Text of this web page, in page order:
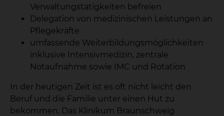
Verwaltungstätigkeiten befreien
Delegation von medizinischen Leistungen an
Pflegekräfte
umfassende Weiterbildungsmöglichkeiten
inklusive Intensivmedizin, zentrale
Notaufnahme sowie IMC und Rotation
In der heutigen Zeit ist es oft nicht leicht den
Beruf und die Familie unter einen Hut zu
bekommen. Das Klinikum Braunschweig